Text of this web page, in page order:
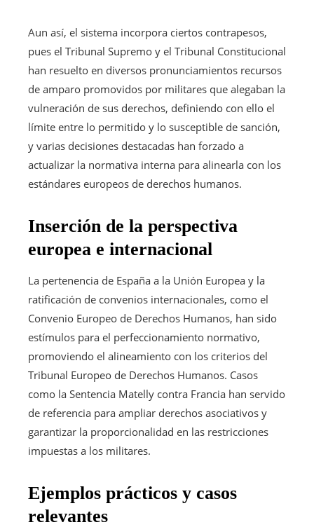
Aun así, el sistema incorpora ciertos contrapesos,
pues el Tribunal Supremo y el Tribunal Constitucional
han resuelto en diversos pronunciamientos recursos
de amparo promovidos por militares que alegaban la
vulneración de sus derechos, definiendo con ello el
límite entre lo permitido y lo susceptible de sanción,
y varias decisiones destacadas han forzado a
actualizar la normativa interna para alinearla con los
estándares europeos de derechos humanos.
Inserción de la perspectiva
europea e internacional
La pertenencia de España a la Unión Europea y la
ratificación de convenios internacionales, como el
Convenio Europeo de Derechos Humanos, han sido
estímulos para el perfeccionamiento normativo,
promoviendo el alineamiento con los criterios del
Tribunal Europeo de Derechos Humanos. Casos
como la Sentencia Matelly contra Francia han servido
de referencia para ampliar derechos asociativos y
garantizar la proporcionalidad en las restricciones
impuestas a los militares.
Ejemplos prácticos y casos
relevantes